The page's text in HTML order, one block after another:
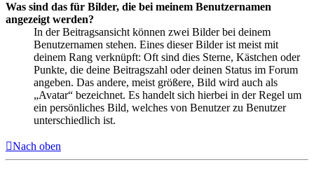
Was sind das für Bilder, die bei meinem Benutzernamen
angezeigt werden?
In der Beitragsansicht können zwei Bilder bei deinem
Benutzernamen stehen. Eines dieser Bilder ist meist mit
deinem Rang verknüpft: Oft sind dies Sterne, Kästchen oder
Punkte, die deine Beitragszahl oder deinen Status im Forum
angeben. Das andere, meist größere, Bild wird auch als
„Avatar“ bezeichnet. Es handelt sich hierbei in der Regel um
ein persönliches Bild, welches von Benutzer zu Benutzer
unterschiedlich ist.
Nach oben